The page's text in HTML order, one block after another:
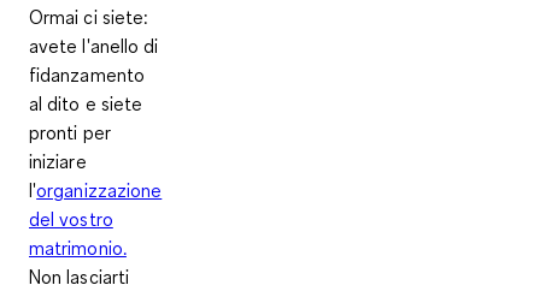
Ormai ci siete:
avete l'anello di
fidanzamento
al dito e siete
pronti per
iniziare
l'organizzazione
del vostro
matrimonio.
Non lasciarti